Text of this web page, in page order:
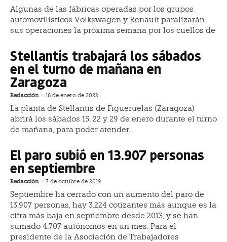
Algunas de las fábricas operadas por los grupos
automovilísticos Volkswagen y Renault paralizarán
sus operaciones la próxima semana por los cuellos de
Stellantis trabajará los sábados
en el turno de mañana en
Zaragoza
Redacción - 16 de enero de 2022
La planta de Stellantis de Figueruelas (Zaragoza)
abrirá los sábados 15, 22 y 29 de enero durante el turno
de mañana, para poder atender...
El paro subió en 13.907 personas
en septiembre
Redacción - 7 de octubre de 2019
Septiembre ha cerrado con un aumento del paro de
13.907 personas, hay 3.224 cotizantes más aunque es la
cifra más baja en septiembre desde 2013, y se han
sumado 4.707 autónomos en un mes. Para el
presidente de la Asociación de Trabajadores